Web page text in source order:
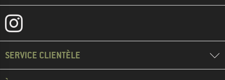
SERVICE CLIENTÈLE